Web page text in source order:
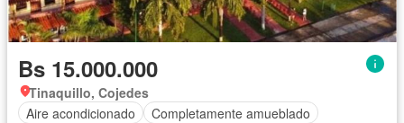
Bs 15.000.000
Tinaquillo, Cojedes
Aire acondicionado
Completamente amueblado